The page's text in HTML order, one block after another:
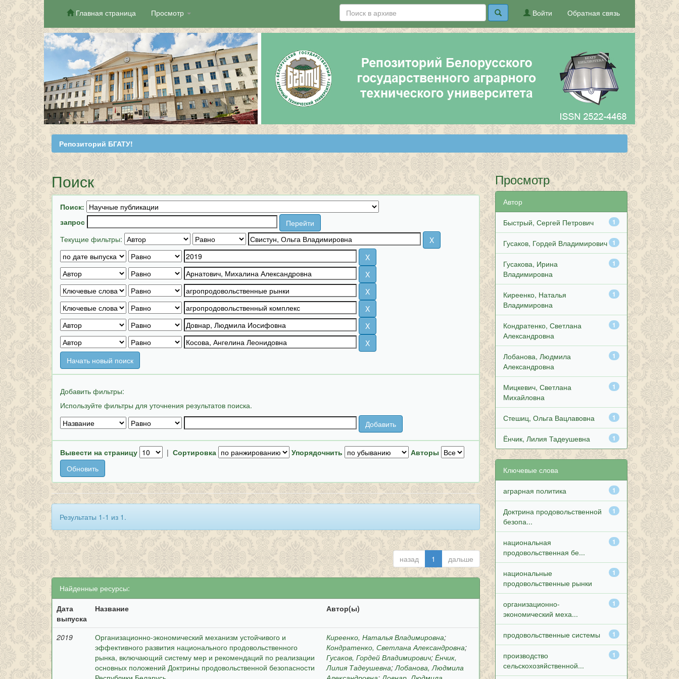
Skip
navigation
Главная страница Просмотр Обратная связь
Войти
Репозиторий БГАТУ!
Поиск
Поиск:
запрос
Текущие фильтры:
Начать новый поиск
Добавить фильтры:
Используйте фильтры для уточнения результатов поиска.
Вывести на страницу | Сортировка Упорядочнить Авторы
Результаты 1-1 из 1.
назад 1 дальше
Найденные ресурсы:
Дата
выпуска
Название Автор(ы)
2019
Организационно-экономический механизм устойчивого и
эффективного развития национального продовольственного
рынка, включающий систему мер и рекомендаций по реализации
основных положений Доктрины продовольственной безопасности
Киреенко, Наталья Владимировна;
Кондратенко, Светлана Александровна;
Гусаков, Гордей Владимирович;Ёнчик,
Лилия Тадеушевна;Лобанова, Людмила
Просмотр
Автор
1
Быстрый, Сергей Петрович
1
Гусаков, Гордей Владимирович
1
Гусакова, Ирина
Владимировна
1
Киреенко, Наталья
Владимировна
1
Кондратенко, Светлана
Александровна
1
Лобанова, Людмила
Александровна
1
Мицкевич, Светлана
Михайловна
1
Стешиц, Ольга Вацлавовна
1
Ёнчик, Лилия Тадеушевна
Ключевые слова
1
аграрная политика
1
Доктрина продовольственной
безопа...
1
национальная
продовольственная бе...
1
национальные
продовольственные рынки
1
организационно-
экономический меха...
1
продовольственные системы
1
производство
сельскохозяйственной...